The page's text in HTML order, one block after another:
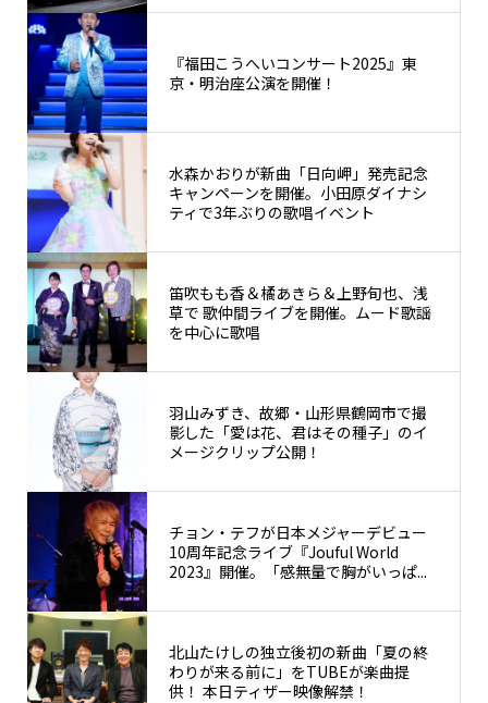
『福田こうへいコンサート2025』東
京・明治座公演を開催！
水森かおりが新曲「日向岬」発売記念
キャンペーンを開催。小田原ダイナシ
ティで3年ぶりの歌唱イベント
笛吹もも香＆橘あきら＆上野旬也、浅
草で 歌仲間ライブを開催。ムード歌謡
を中心に歌唱
羽山みずき、故郷・山形県鶴岡市で撮
影した「愛は花、君はその種子」のイ
メージクリップ公開！
チョン・テフが日本メジャーデビュー
10周年記念ライブ『Jouful World
2023』開催。「感無量で胸がいっぱ...
北山たけしの独立後初の新曲「夏の終
わりが来る前に」をTUBEが楽曲提
供！ 本日ティザー映像解禁！